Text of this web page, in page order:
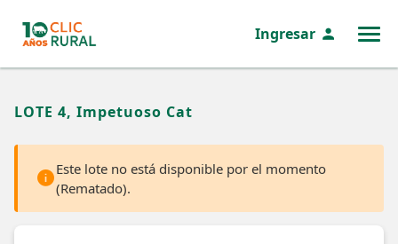
Ingresar
LOTE 4, Impetuoso Cat
Este lote no está disponible por el momento
(Rematado).